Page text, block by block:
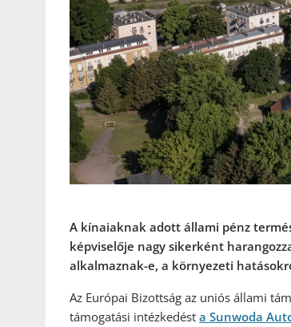
A kínaiaknak adott állami pénz
képviselője nagy sikerként
alkalmaznak-e, a környezeti
Az Európai Bizottság az uniós állami
támogatási intézkedést a Sunwoda